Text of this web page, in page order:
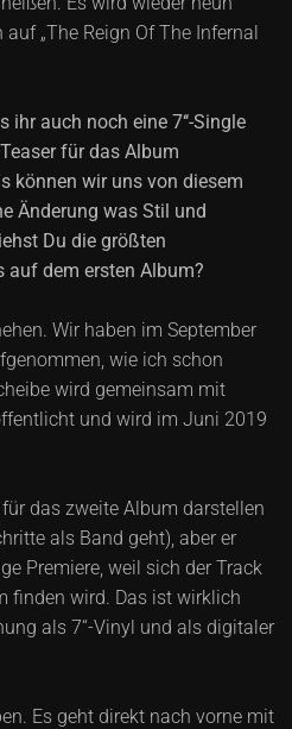
„The Reign Of The Infernal
auch noch eine 7‘‘-Single
für das Album
können wir uns von diesem
Änderung was Stil und
Du die größten
auf dem ersten Album?
Wir haben im September
wie ich schon
wird gemeinsam mit
und wird im Juni 2019
das zweite Album darstellen
als Band geht), aber er
Premiere, weil sich der Track
finden wird. Das ist wirklich
als 7‘‘-Vinyl und als digitaler
Es geht direkt nach vorne mit